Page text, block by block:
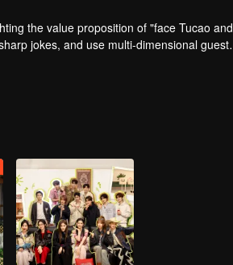
the value proposition of "face Tucao and
jokes, and use multi-dimensional guest